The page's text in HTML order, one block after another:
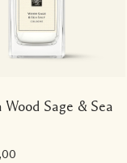
Wood Sage & Sea